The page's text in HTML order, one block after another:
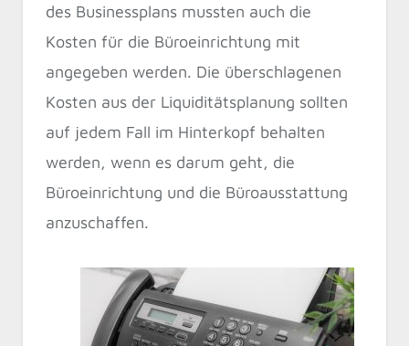
des Businessplans mussten auch die
Kosten für die Büroeinrichtung mit
angegeben werden. Die überschlagenen
Kosten aus der Liquiditätsplanung sollten
auf jedem Fall im Hinterkopf behalten
werden, wenn es darum geht, die
Büroeinrichtung und die Büroausstattung
anzuschaffen.